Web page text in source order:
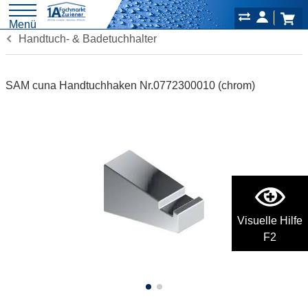
Visuelle Hilfe
F2
Menü
Handtuch- & Badetuchhalter
SAM cuna Handtuchhaken Nr.0772300010 (chrom)